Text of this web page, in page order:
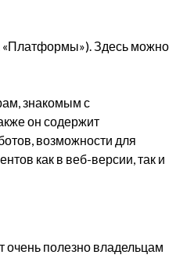
«Платформы»). Здесь можно
знакомым с
он содержит
возможности для
как в веб-версии, так и
очень полезно владельцам